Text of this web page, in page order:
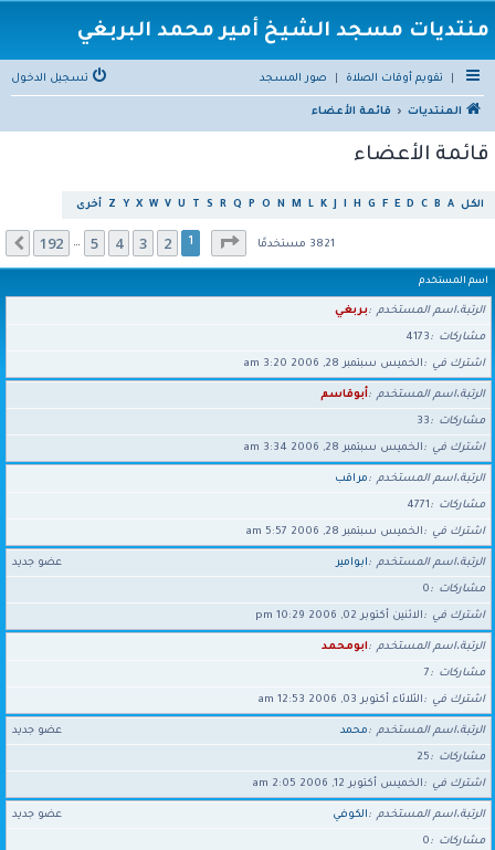
منتديات مسجد الشيخ أمير محمد البربغي
تقويم أوقات الصلاة صور المسجد تسجيل الدخول
المنتديات قائمة الأعضاء
قائمة الأعضاء
الكل A
B
C
D
E
F
G
H
K
L
M
N
O
P
Q
R
S
U
V
W
X
Y
Z أخرى
3821 مستخدمًاصفحة1من 192
2
3
4
5
…
192 التالي
اسم المستخدم
الرتبة،اسم المستخدم بربغي
مشاركات 4173
اشترك في الخميس سبتمبر 28, 2006 3:20 am
الرتبة،اسم المستخدم أبوقاسم
مشاركات 33
اشترك في الخميس سبتمبر 28, 2006 3:34 am
الرتبة،اسم المستخدم مراقب
مشاركات 4771
اشترك في الخميس سبتمبر 28, 2006 5:57 am
الرتبة،اسم المستخدم عضو جديد ابوامير
مشاركات 0
اشترك في الاثنين أكتوبر 02, 2006 10:29 pm
الرتبة،اسم المستخدم ابومحمد
مشاركات 7
اشترك في الثلاثاء أكتوبر 03, 2006 12:53 am
الرتبة،اسم المستخدم عضو جديد محمد
مشاركات 25
اشترك في الخميس أكتوبر 12, 2006 2:05 am
الرتبة،اسم المستخدم عضو جديد الكوفي
مشاركات 0